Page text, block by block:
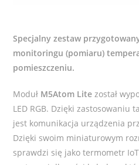
Specjalny zestaw
monitoringu (pomiaru)
pomieszczeniu.
Moduł M5Atom Lite został
LED RGB. Dzięki zastosowaniu
jest komunikacja urządzenia
Dzięki swoim miniaturowym
sprawdzi się jako termometr